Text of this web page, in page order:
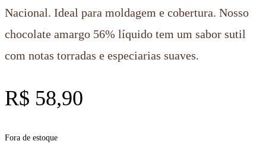
Nacional. Ideal para moldagem e cobertura. Nosso
chocolate amargo 56% líquido tem um sabor sutil
com notas torradas e especiarias suaves.
R$ 58,90
Fora de estoque